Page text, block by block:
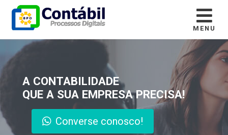
MENU
A CONTABILIDADE
QUE A SUA EMPRESA PRECISA!
Converse conosco!